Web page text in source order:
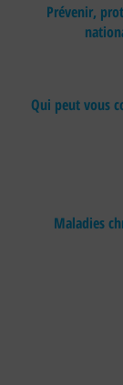
Prévenir,
Qui peut vous
Maladies